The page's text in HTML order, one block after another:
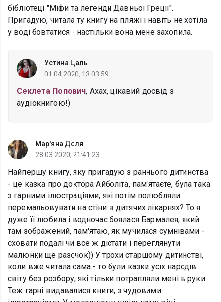
бібліотеці "Міфи та легенди Давньої Греції".
Пригадую, читала ту книгу на пляжі і навіть не хотіла
у воді бовтатися - настільки вона мене захопила.
Устина Цаль
01.04.2020, 13:03:59
Секлета Попович, Ахах, цікавий досвід з
аудіокнигою!)
Мар'яна Доля
28.03.2020, 21:41:23
Найпершу книгу, яку пригадую з раннього дитинства
- це казка про доктора Айболіта, пам'ятаєте, була така
з гарними ілюстраціями, які потім полюбляли
перемальовувати на стіни в дитячих лікарнях? То я
дуже її любила і водночас боялася Бармалея, який
там зображений, пам'ятаю, як мучилася сумнівами -
сховати подалі чи все ж дістати і переглянути
малюнки ще разочок)) У трохи старшому дитинстві,
коли вже читала сама - то були казки усіх народів
світу без розбору, які тільки потрапляли мені в руки.
Теж гарні видавалися книги, з чудовими